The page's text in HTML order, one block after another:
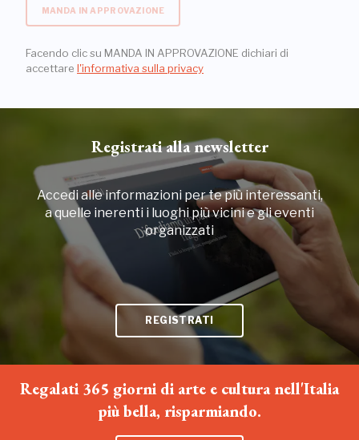
MANDA IN APPROVAZIONE
Facendo clic su MANDA IN APPROVAZIONE dichiari di
accettare l'informativa sulla privacy
Registrati alla newsletter
Accedi alle informazioni per te più interessanti,
a quelle inerenti i luoghi più vicini e gli eventi
organizzati
REGISTRATI
Regalati 365 giorni di arte e cultura nell'Italia
più bella, risparmiando.